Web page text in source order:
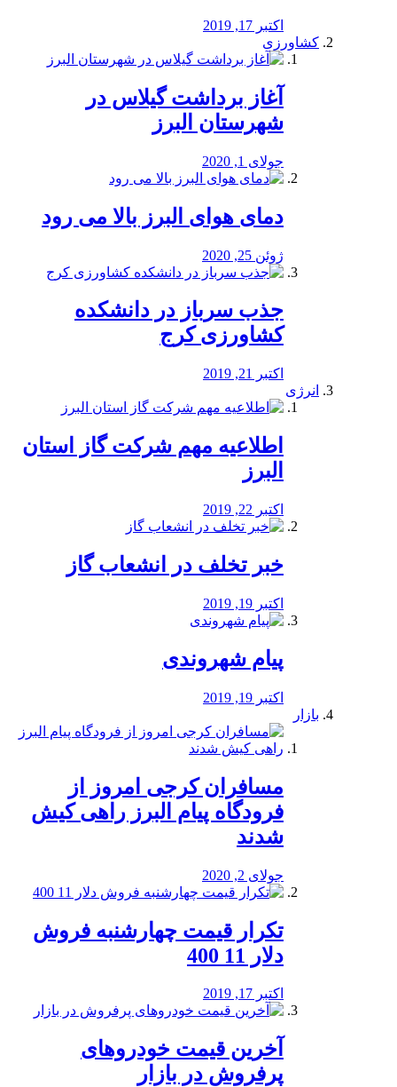
اکتبر 17, 2019
کشاورزی
آغاز برداشت گیلاس در
شهرستان البرز
جولای 1, 2020
دمای هوای البرز بالا می رود
ژوئن 25, 2020
جذب سرباز در دانشکده
کشاورزی کرج
اکتبر 21, 2019
انرژی
️اطلاعیه مهم شرکت گاز استان
البرز
اکتبر 22, 2019
خبر تخلف در انشعاب گاز
اکتبر 19, 2019
پیام شهروندی
اکتبر 19, 2019
بازار
مسافران کرجی امروز از
فرودگاه پیام البرز راهی کیش
شدند
جولای 2, 2020
تکرار قیمت چهارشنبه فروش
دلار 11 400
اکتبر 17, 2019
آخرین قیمت خودرو‌های
پرفروش در بازار